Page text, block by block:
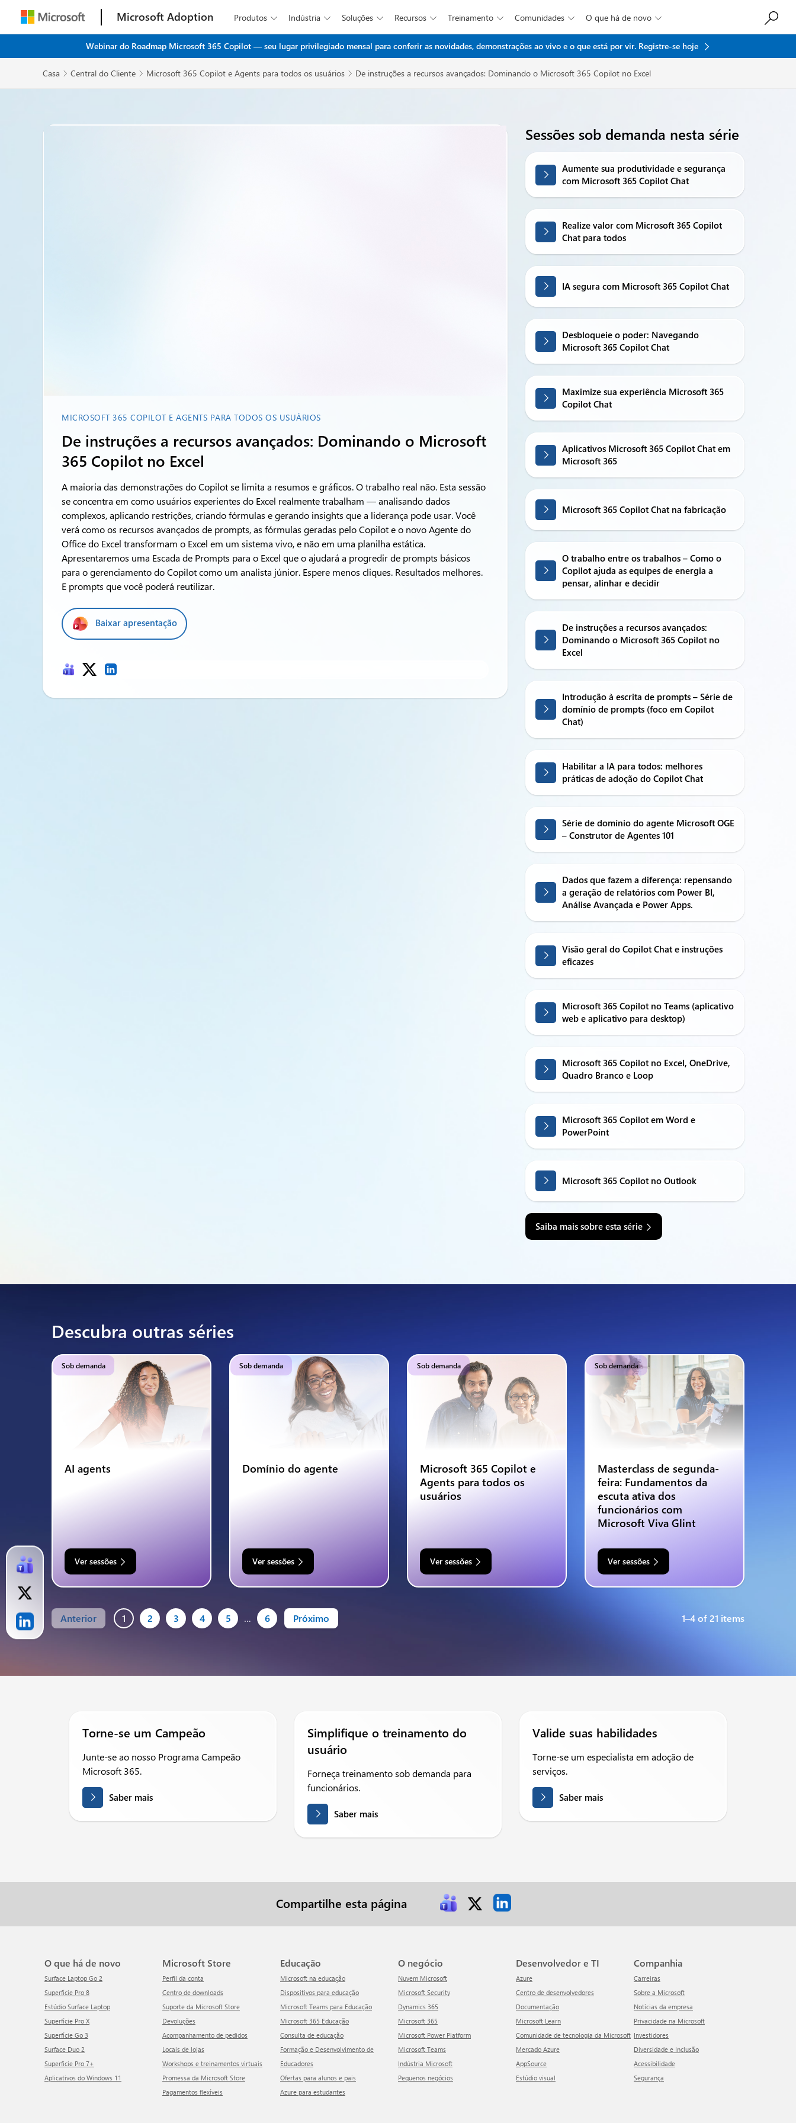
Ir para o conteúdo principal
Microsoft Adoption Produtos  Indústria  Soluções  Recursos  Treinamento  Comunidades  O que há de novo 
Webinar do Roadmap Microsoft 365 Copilot — seu lugar privilegiado mensal para conferir as novidades, demonstrações ao vivo e o que está por vir. Registre-se hoje
Casa  Central do Cliente  Microsoft 365 Copilot e Agents para todos os usuários  De instruções a recursos avançados: Dominando o Microsoft 365 Copilot no Excel
MICROSOFT 365 COPILOT E AGENTS PARA TODOS OS USUÁRIOS
De instruções a recursos avançados: Dominando o Microsoft
365 Copilot no Excel
A maioria das demonstrações do Copilot se limita a resumos e gráficos. O trabalho real não. Esta sessão
se concentra em como usuários experientes do Excel realmente trabalham — analisando dados
complexos, aplicando restrições, criando fórmulas e gerando insights que a liderança pode usar. Você
verá como os recursos avançados de prompts, as fórmulas geradas pelo Copilot e o novo Agente do
Office do Excel transformam o Excel em um sistema vivo, e não em uma planilha estática.
Apresentaremos uma Escada de Prompts para o Excel que o ajudará a progredir de prompts básicos
para o gerenciamento do Copilot como um analista júnior. Espere menos cliques. Resultados melhores.
E prompts que você poderá reutilizar.
Baixar apresentação
Sessões sob demanda nesta série
Aumente sua produtividade e segurança
com Microsoft 365 Copilot Chat
Realize valor com Microsoft 365 Copilot
Chat para todos
IA segura com Microsoft 365 Copilot Chat
Desbloqueie o poder: Navegando
Microsoft 365 Copilot Chat
Maximize sua experiência Microsoft 365
Copilot Chat
Aplicativos Microsoft 365 Copilot Chat em
Microsoft 365
Microsoft 365 Copilot Chat na fabricação
O trabalho entre os trabalhos – Como o
Copilot ajuda as equipes de energia a
pensar, alinhar e decidir
De instruções a recursos avançados:
Dominando o Microsoft 365 Copilot no
Excel
Introdução à escrita de prompts – Série de
domínio de prompts (foco em Copilot
Chat)
Habilitar a IA para todos: melhores
práticas de adoção do Copilot Chat
Série de domínio do agente Microsoft OGE
– Construtor de Agentes 101
Dados que fazem a diferença: repensando
a geração de relatórios com Power BI,
Análise Avançada e Power Apps.
Visão geral do Copilot Chat e instruções
eficazes
Microsoft 365 Copilot no Teams (aplicativo
web e aplicativo para desktop)
Microsoft 365 Copilot no Excel, OneDrive,
Quadro Branco e Loop
Microsoft 365 Copilot em Word e
PowerPoint
Microsoft 365 Copilot no Outlook
Saiba mais sobre esta série
Descubra outras séries
Sob demanda
AI agents
Ver sessões
Sob demanda
Domínio do agente
Ver sessões
Sob demanda
Microsoft 365 Copilot e
Agents para todos os
usuários
Ver sessões
Sob demanda
Masterclass de segunda-
feira: Fundamentos da
escuta ativa dos
funcionários com
Microsoft Viva Glint
Ver sessões
Anterior 1 2 3 4 5 … 6 Próximo 1–4 of 21 items
Torne-se um Campeão
Junte-se ao nosso Programa Campeão
Microsoft 365.
Saber mais
Simplifique o treinamento do
usuário
Forneça treinamento sob demanda para
funcionários.
Saber mais
Valide suas habilidades
Torne-se um especialista em adoção de
serviços.
Saber mais
Compartilhe esta página
O que há de novo
Surface Laptop Go 2
Superfície Pro 8
Estúdio Surface Laptop
Superfície Pro X
Superfície Go 3
Surface Duo 2
Superfície Pro 7+
Aplicativos do Windows 11
Microsoft Store
Perfil da conta
Centro de downloads
Suporte da Microsoft Store
Devoluções
Acompanhamento de pedidos
Locais de lojas
Workshops e treinamentos virtuais
Promessa da Microsoft Store
Pagamentos flexíveis
Educação
Microsoft na educação
Dispositivos para educação
Microsoft Teams para Educação
Microsoft 365 Educação
Consulta de educação
Formação e Desenvolvimento de
Educadores
Ofertas para alunos e pais
Azure para estudantes
O negócio
Nuvem Microsoft
Microsoft Security
Dynamics 365
Microsoft 365
Microsoft Power Platform
Microsoft Teams
Indústria Microsoft
Pequenos negócios
Desenvolvedor e TI
Azure
Centro de desenvolvedores
Documentação
Microsoft Learn
Comunidade de tecnologia da Microsoft
Mercado Azure
AppSource
Estúdio visual
Companhia
Carreiras
Sobre a Microsoft
Notícias da empresa
Privacidade na Microsoft
Investidores
Diversidade e Inclusão
Acessibilidade
Segurança